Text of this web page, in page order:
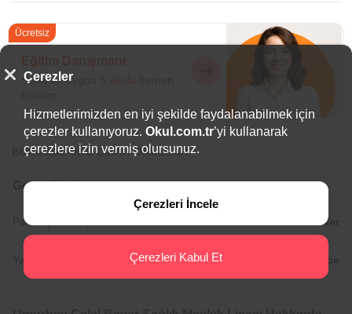
Ücretsiz
Sana en uygun
BÖLGEDE ÖNE ÇIKAN OKULLAR
Genel Bilgiler
Psikolojik Danışman: Var
Çerezler
Hizmetlerimizden en iyi şekilde faydalanabilmek için
çerezler kullanıyoruz. Okul.com.tr’yi kullanarak
çerezlere izin vermiş olursunuz.
Çerezleri İncele
Çerezleri Kabul Et